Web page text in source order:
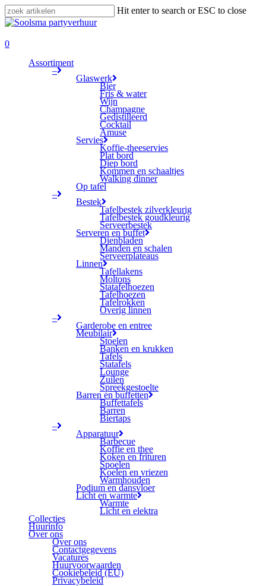
Skip
to
content
Hit enter to search or ESC to close
Close
0
Assortiment
–
Glaswerk
Bier
Fris & water
Wijn
Champagne
Gedistilleerd
Cocktail
Amuse
Servies
Koffie-theeservies
Plat bord
Diep bord
Kommen en schaaltjes
Walking dinner
Op tafel
–
Bestek
Tafelbestek zilverkleurig
Tafelbestek goudkleurig
Serveerbestek
Serveren en buffet
Dienbladen
Manden en schalen
Serveerplateaus
Linnen
Tafellakens
Moltons
Statafelhoezen
Tafelhoezen
Tafelrokken
Overig linnen
–
Garderobe en entree
Meubilair
Stoelen
Banken en krukken
Tafels
Statafels
Lounge
Zuilen
Spreekgestoelte
Barren en buffetten
Buffettafels
Barren
Biertaps
–
Apparatuur
Barbecue
Koffie en thee
Koken en frituren
Spoelen
Koelen en vriezen
Warmhouden
Podium en dansvloer
Licht en warmte
Warmte
Licht en elektra
Collecties
Huurinfo
Over ons
Over ons
Contactgegevens
Vacatures
Huurvoorwaarden
Cookiebeleid (EU)
Privacybeleid